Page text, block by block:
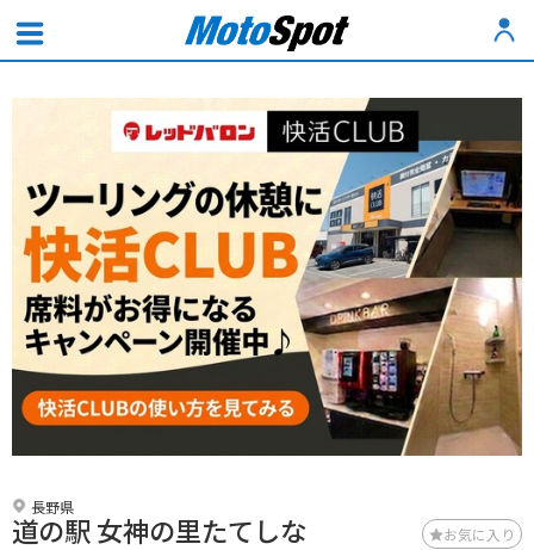
長野県
道の駅 女神の里たてしな お気に入り